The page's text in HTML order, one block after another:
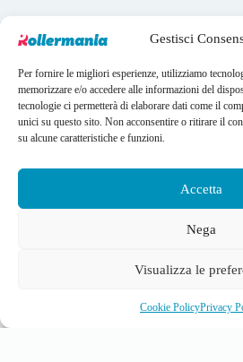
Gestisci
Per fornire le migliori esperienze, utilizziamo
memorizzare e/o accedere alle informazioni del
tecnologie ci permetterà di elaborare dati come il
unici su questo sito. Non acconsentire o ritirare il
su alcune caratteristiche e funzioni.
Accetta
Nega
Visualizza le
Cookie PolicyPrivacy
Account
Il mio account
I tuoi ordini
Copyright © 2026 Rollermania -